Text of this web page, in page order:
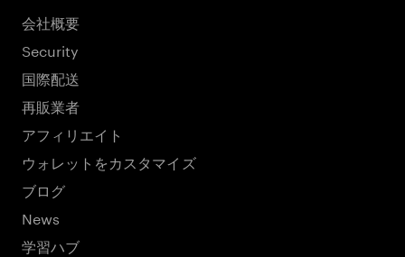
会社概要
Security
国際配送
再販業者
アフィリエイト
ウォレットをカスタマイズ
ブログ
News
学習ハブ